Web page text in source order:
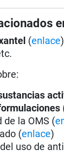
(enlace
de la OMS (
(enlace)
uso de